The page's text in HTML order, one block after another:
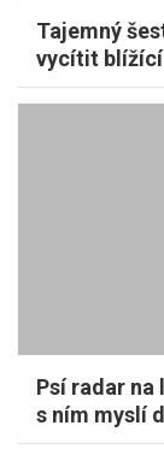
Tajemný
vycítit blížící
Psí radar na
s ním myslí